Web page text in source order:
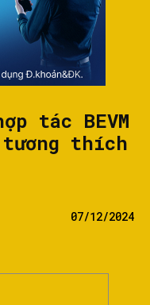
tác BEVM
thích
07/12/2024